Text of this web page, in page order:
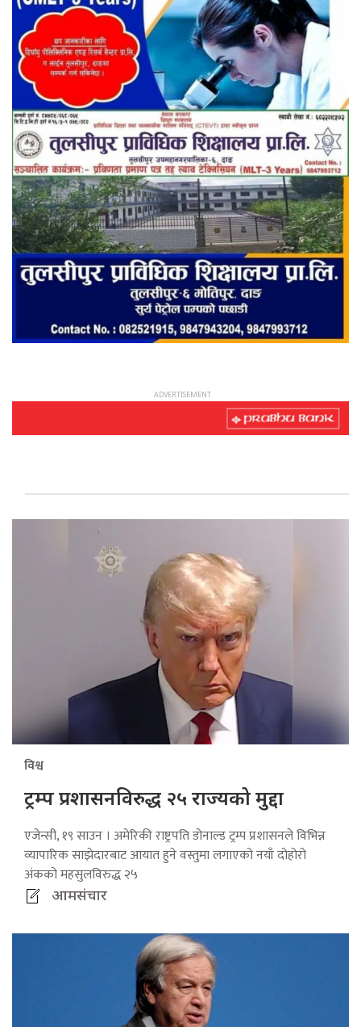
विश्व
ट्रम्प प्रशासनविरुद्ध २५ राज्यको मुद्दा
एजेन्सी, १९ साउन । अमेरिकी राष्ट्रपति डोनाल्ड ट्रम्प प्रशासनले विभिन्न
व्यापारिक साझेदारबाट आयात हुने वस्तुमा लगाएको नयाँ दोहोरो
अंकको महसुलविरुद्ध २५
आमसंचार